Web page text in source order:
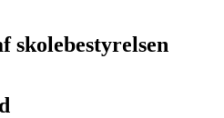
skolebestyrelsen